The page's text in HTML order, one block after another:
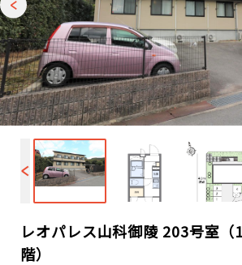
レオパレス山科御陵 203号室
階）